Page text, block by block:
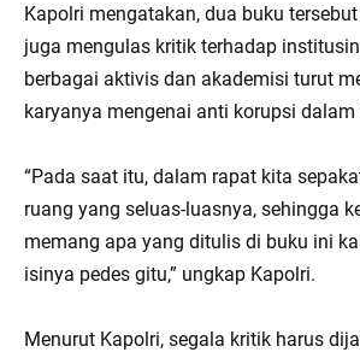
Kapolri mengatakan, dua buku
juga mengulas kritik terhadap
berbagai aktivis dan akademisi turut
karyanya mengenai anti korupsi dalam
“Pada saat itu, dalam rapat kita
ruang yang seluas-luasnya, sehingga
memang apa yang ditulis di buku ini
isinya pedes gitu,” ungkap Kapolri.
Menurut Kapolri, segala kritik harus